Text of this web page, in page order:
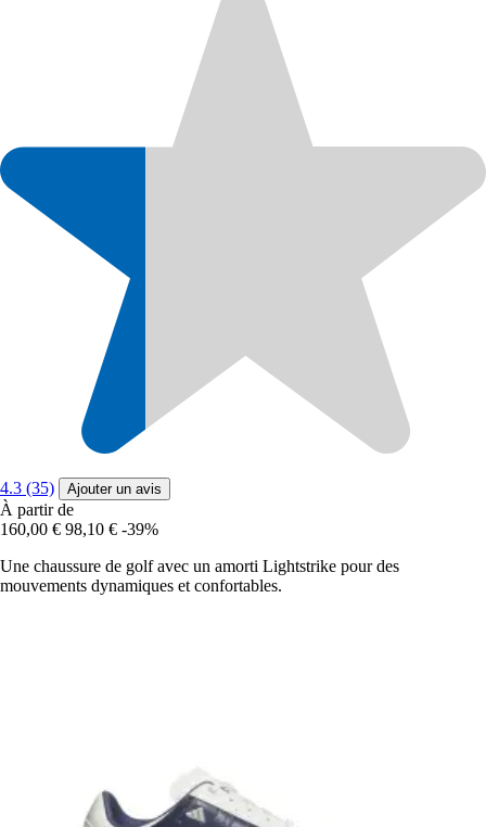
4.3 (35) Ajouter un avis
À partir de
160,00 € 98,10 € -39%
Une chaussure de golf avec un amorti Lightstrike pour des
mouvements dynamiques et confortables.